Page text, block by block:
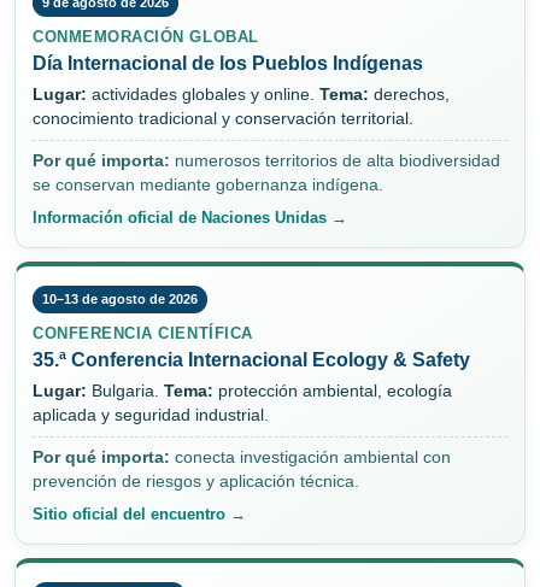
CONMEMORACIÓN GLOBAL
Día Internacional de los Pueblos Indígenas
Lugar: actividades globales y online. Tema: derechos,
conocimiento tradicional y conservación territorial.
Por qué importa: numerosos territorios de alta biodiversidad
se conservan mediante gobernanza indígena.
Información oficial de Naciones Unidas →
10–13 de agosto de 2026
CONFERENCIA CIENTÍFICA
35.ª Conferencia Internacional Ecology & Safety
Lugar: Bulgaria. Tema: protección ambiental, ecología
aplicada y seguridad industrial.
Por qué importa: conecta investigación ambiental con
prevención de riesgos y aplicación técnica.
Sitio oficial del encuentro →